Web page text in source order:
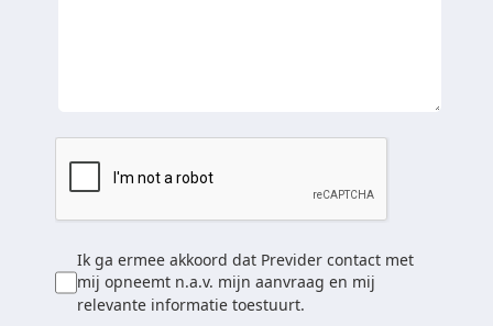
Ik ga ermee akkoord dat Previder contact met
mij opneemt n.a.v. mijn aanvraag en mij
relevante informatie toestuurt.